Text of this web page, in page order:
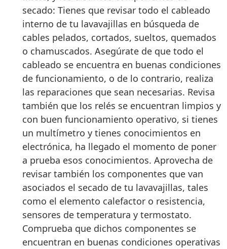
secado: Tienes que revisar todo el cableado
interno de tu lavavajillas en búsqueda de
cables pelados, cortados, sueltos, quemados
o chamuscados. Asegúrate de que todo el
cableado se encuentra en buenas condiciones
de funcionamiento, o de lo contrario, realiza
las reparaciones que sean necesarias. Revisa
también que los relés se encuentran limpios y
con buen funcionamiento operativo, si tienes
un multímetro y tienes conocimientos en
electrónica, ha llegado el momento de poner
a prueba esos conocimientos. Aprovecha de
revisar también los componentes que van
asociados el secado de tu lavavajillas, tales
como el elemento calefactor o resistencia,
sensores de temperatura y termostato.
Comprueba que dichos componentes se
encuentran en buenas condiciones operativas